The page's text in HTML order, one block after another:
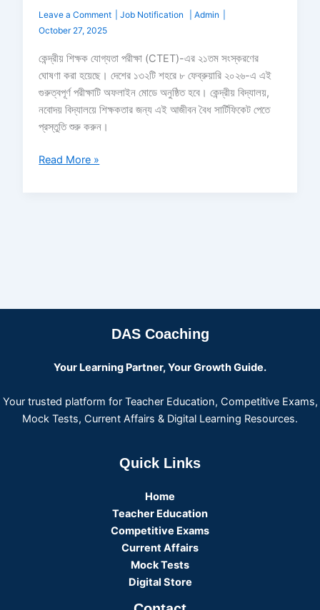
Leave a Comment |Job Notification |Admin
October 27, 2025
কেন্দ্রীয় শিক্ষক যোগ্যতা পরীক্ষা (CTET)-এর ২১তম সংস্করণের
ঘোষণা করা হয়েছে। দেশের ১৩২টি শহরে ৮ ফেব্রুয়ারি ২০২৬-এ এই
গুরুত্বপূর্ণ পরীক্ষাটি অফলাইন মোডে অনুষ্ঠিত হবে। কেন্দ্রীয় বিদ্যালয়,
নবোদয় বিদ্যালয়ে শিক্ষকতার জন্য এই আজীবন বৈধ সার্টিফিকেট পেতে
প্রস্তুতি শুরু করুন।
Read More »
DAS Coaching
Your Learning Partner, Your Growth Guide.
Your trusted platform for Teacher Education, Competitive Exams,
Mock Tests, Current Affairs & Digital Learning Resources.
Quick Links
Home
Teacher Education
Competitive Exams
Current Affairs
Mock Tests
Digital Store